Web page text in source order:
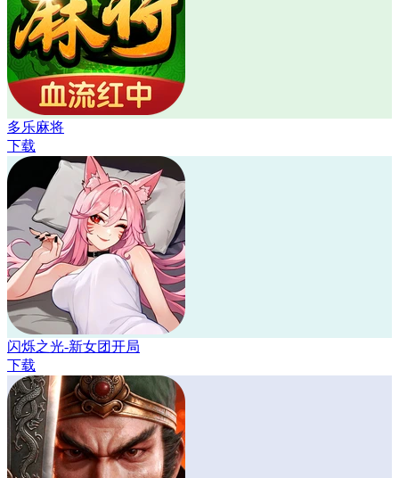
多乐麻将
下载
闪烁之光-新女团开局
下载